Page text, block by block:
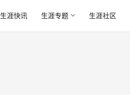
生涯快讯 生涯专题 生涯社区